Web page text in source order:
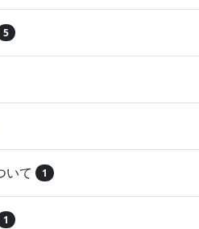
5
いて 1
1